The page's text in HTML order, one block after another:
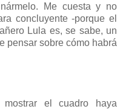
Me cuesta y no
concluyente -porque el
Lula es, se sabe, un
pensar sobre cómo habrá
el cuadro haya